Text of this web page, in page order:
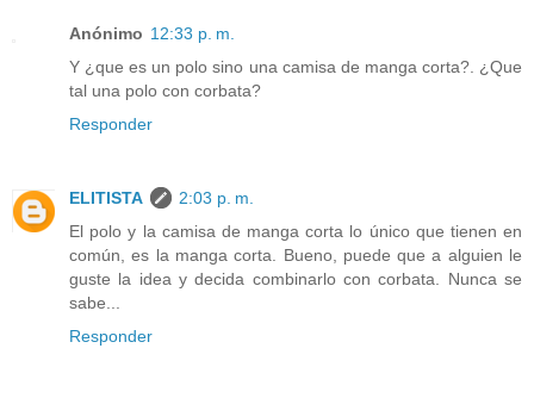
Anónimo 12:33 p. m.
Y ¿que es un polo sino una camisa de manga corta?. ¿Que
tal una polo con corbata?
Responder
ELITISTA
2:03 p. m.
El polo y la camisa de manga corta lo único que tienen en
común, es la manga corta. Bueno, puede que a alguien le
guste la idea y decida combinarlo con corbata. Nunca se
sabe...
Responder